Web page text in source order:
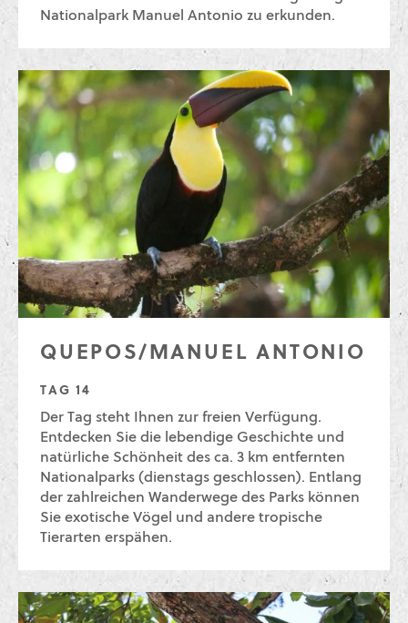
Nationalpark Manuel Antonio zu erkunden.
QUEPOS/MANUEL ANTONIO
TAG 14
Der Tag steht Ihnen zur freien Verfügung.
Entdecken Sie die lebendige Geschichte und
natürliche Schönheit des ca. 3 km entfernten
Nationalparks (dienstags geschlossen). Entlang
der zahlreichen Wanderwege des Parks können
Sie exotische Vögel und andere tropische
Tierarten erspähen.